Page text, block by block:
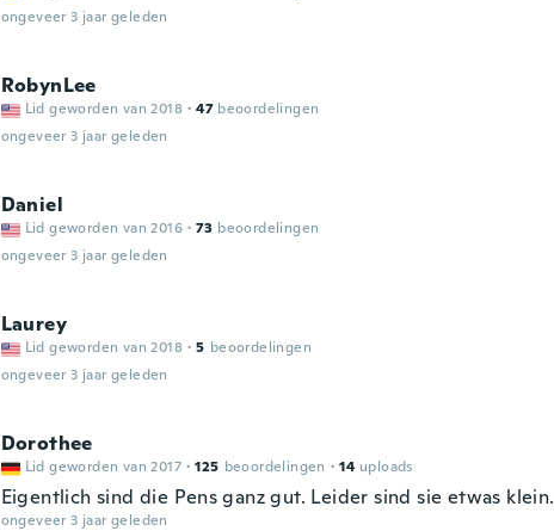
ongeveer 3 jaar geleden
RobynLee
Lid geworden van 2018 · 47 beoordelingen
ongeveer 3 jaar geleden
Daniel
Lid geworden van 2016 · 73 beoordelingen
ongeveer 3 jaar geleden
Laurey
Lid geworden van 2018 · 5 beoordelingen
ongeveer 3 jaar geleden
Dorothee
Lid geworden van 2017 · 125 beoordelingen · 14 uploads
Eigentlich sind die Pens ganz gut. Leider sind sie etwas klein.
ongeveer 3 jaar geleden